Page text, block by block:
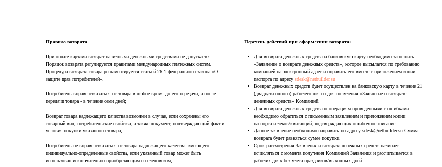
Правила возврата
При оплате картами возврат наличными денежными средствами не допускается.
Порядок возврата регулируется правилами международных платежных систем.
Процедура возврата товара регламентируется статьей 26.1 федерального закона «О
защите прав потребителей».
Потребитель вправе отказаться от товара в любое время до его передачи, а после
передачи товара - в течение семи дней;
Возврат товара надлежащего качества возможен в случае, если сохранены его
товарный вид, потребительские свойства, а также документ, подтверждающий факт и
условия покупки указанного товара;
Потребитель не вправе отказаться от товара надлежащего качества, имеющего
индивидуально-определенные свойства, если указанный товар может быть
использован исключительно приобретающим его человеком;
Перечень действий при оформлении возврата:
Для возврата денежных средств на банковскую карту необходимо заполнить
«Заявление о возврате денежных средств», которое высылается по требованию
компанией на электронный адрес и оправить его вместе с приложением копии
паспорта по адресу sdesk@netbuilder.su
Возврат денежных средств будет осуществлен на банковскую карту в течение 21
(двадцати одного) рабочего дня со дня получения «Заявление о возврате
денежных средств» Компанией.
Для возврата денежных средств по операциям проведенными с ошибками
необходимо обратиться с письменным заявлением и приложением копии
паспорта и чеков/квитанций, подтверждающих ошибочное списание.
Данное заявление необходимо направить по адресу sdesk@netbuilder.su Сумма
возврата будет равняться сумме покупки.
Срок рассмотрения Заявления и возврата денежных средств начинает
исчисляться с момента получения Компанией Заявления и рассчитывается в
рабочих днях без учета праздников/выходных дней.